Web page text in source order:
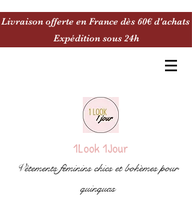
Livraison offerte en France dès 60€ d'achats
Expédition sous 24h
1Look 1Jour
Vêtements féminins chics et bohèmes pour
quinquas